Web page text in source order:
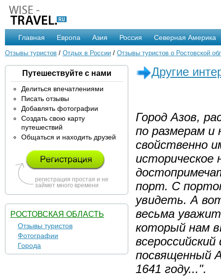
Главная Европа Азия Россия Северная Америка
Отзывы туристов / Отдых в России / Отзывы туристов о Ростовской
Путешествуйте с нами
Делиться впечатлениями
Писать отзывы
Добавлять фотографии
Создать свою карту
путешествий
Общаться и находить друзей
регистрация простая и не
займет много времени
РОСТОВСКАЯ ОБЛАСТЬ
Отзывы туристов
Фотографии
Города
Другие
Город Азов,
по размерам и
свойственно
историческое
порт. С
увидеть. А
весьма
который нам
посвященный
1641 году...".